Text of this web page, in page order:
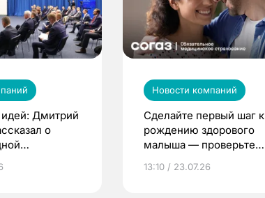
Дмитрий
о
Новости компаний
Сделайте первый шаг к
рождению здорового
малыша — проверьте
по ОМС!
13:10 / 23.07.26